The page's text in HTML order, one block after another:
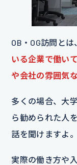
OB・OG訪問とは
いる企業で働い
や会社の雰囲気
多くの場合、大
ら勧められた人
話を聞けますよ。
実際の働き方や